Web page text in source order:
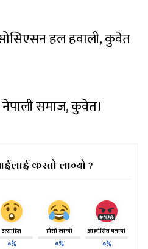
हल हवाली, कुवेत
समाज, कुवेत।
कस्तो लाग्यो ?
उत्साहित
०%
हाँसो लाग्यो
०%
आक्रोशित बनायो
०%